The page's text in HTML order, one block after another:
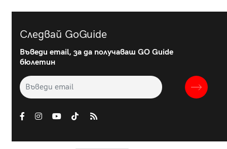
Следвай GoGuide
Въведи email, за да получаваш GO Guide
бюлетин